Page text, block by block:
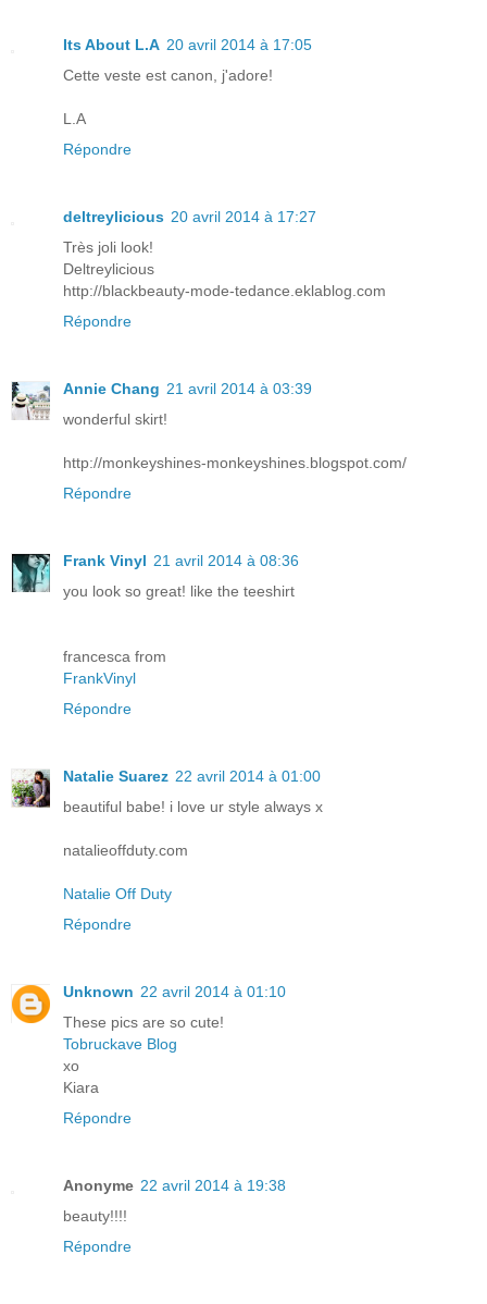
Its About L.A 20 avril 2014 à 17:05
Cette veste est canon, j'adore!
L.A
Répondre
deltreylicious 20 avril 2014 à 17:27
Très joli look!
Deltreylicious
http://blackbeauty-mode-tedance.eklablog.com
Répondre
Annie Chang 21 avril 2014 à 03:39
wonderful skirt!
http://monkeyshines-monkeyshines.blogspot.com/
Répondre
Frank Vinyl 21 avril 2014 à 08:36
you look so great! like the teeshirt
francesca from
FrankVinyl
Répondre
Natalie Suarez 22 avril 2014 à 01:00
beautiful babe! i love ur style always x
natalieoffduty.com
Natalie Off Duty
Répondre
Unknown 22 avril 2014 à 01:10
These pics are so cute!
Tobruckave Blog
xo
Kiara
Répondre
Anonyme 22 avril 2014 à 19:38
beauty!!!!
Répondre